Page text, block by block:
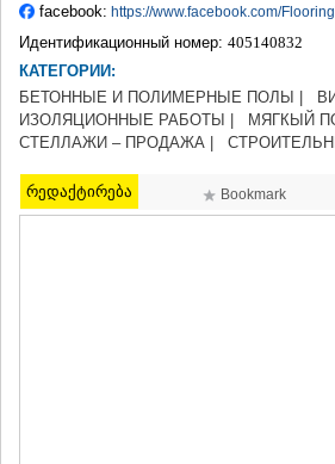
ТКИБУЛИ
КУТАИСИ
ЦКАЛТУБО
ЧИАТУРА
ХАРАГАУЛИ
ХОНИ
АХМЕТА
ГУРДЖААНИ
facebook: https://www.facebook.com/
Идентификационный номер: 405140832
КАТЕГОРИИ:
БЕТОННЫЕ И ПОЛИМЕРНЫЕ ПОЛЫ |
ИЗОЛЯЦИОННЫЕ РАБОТЫ |
МЯГКЫЙ
СТЕЛЛАЖИ – ПРОДАЖА |
რედაქტირება Bookmark